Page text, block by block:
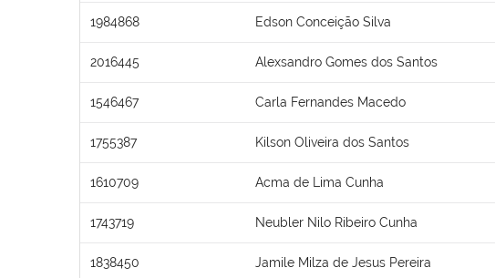
1984868 Edson Conceição Silva
2016445 Alexsandro Gomes dos Santos
1546467 Carla Fernandes Macedo
1755387 Kilson Oliveira dos Santos
1610709 Acma de Lima Cunha
1743719 Neubler Nilo Ribeiro Cunha
1838450 Jamile Milza de Jesus Pereira